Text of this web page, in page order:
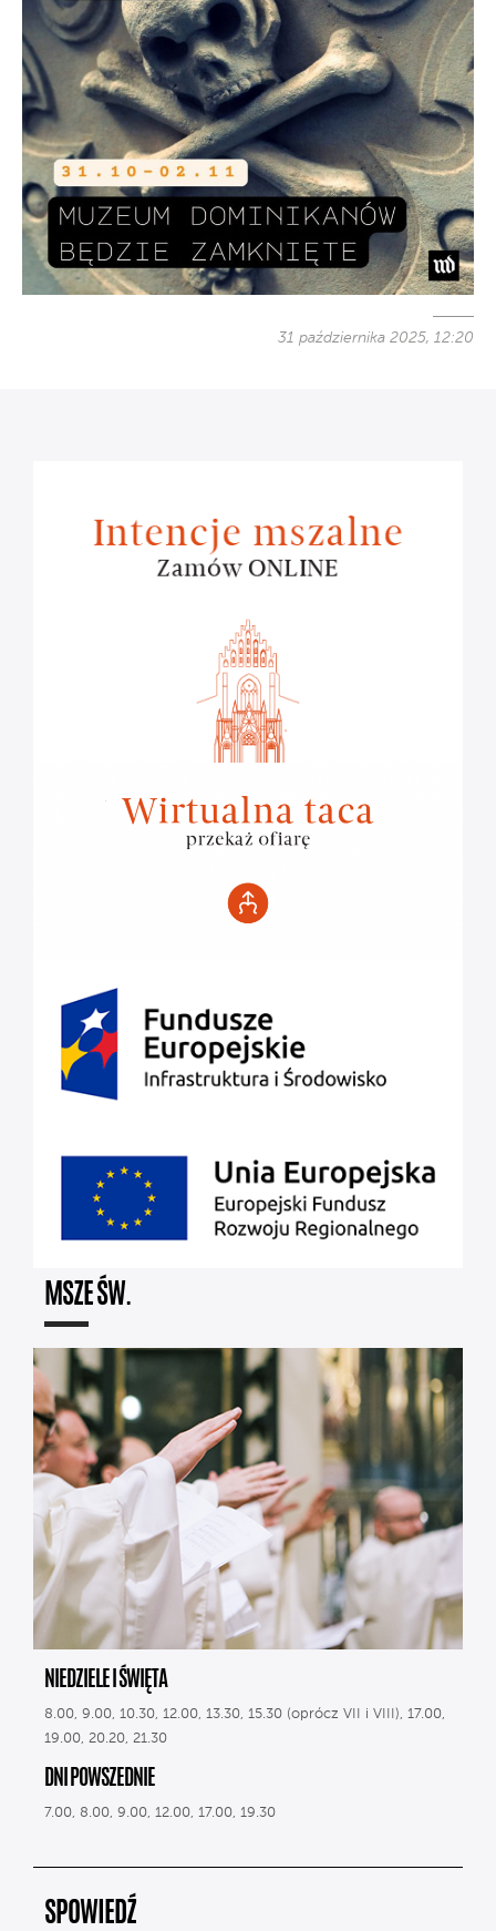
31 października 2025, 12:20
MSZE ŚW.
NIEDZIELE I ŚWIĘTA
8.00, 9.00, 10.30, 12.00, 13.30, 15.30 (oprócz VII i VIII), 17.00,
19.00, 20.20, 21.30
DNI POWSZEDNIE
7.00, 8.00, 9.00, 12.00, 17.00, 19.30
SPOWIEDŹ